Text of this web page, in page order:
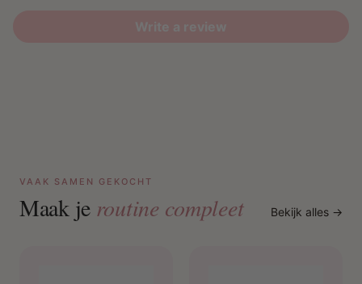
VAAK SAMEN GEKOCHT
Maak je routine compleet Bekijk alles →